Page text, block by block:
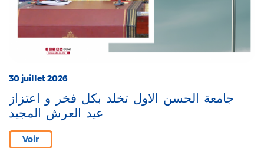
30 juillet 2026
جامعة الحسن الاول تخلد بكل فخر و اعتزاز
عيد العرش المجيد
Voir